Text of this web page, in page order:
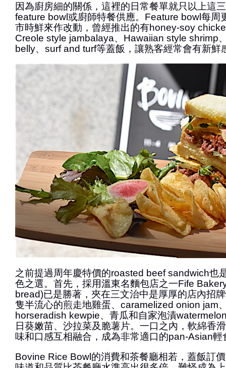
因為廚房細的關係，這裡的日常餐單就只以上這
feature bowl或廚師特餐供應。Feature bowl每周
市時鮮來作改動，曾經推出的有honey-soy
Creole style jambalaya、Hawaiian style shrimp
belly、surf and turf等蓋飯，讓熟客經常會有新鮮
之前提過周年慶特價的roasted beef sandwich也
色之選。首先，採用溫東名麵包店之一Fife
bread)已是勝著，夾在三文治中是厚厚的店內招
隻半流心的煎走地雞蛋、caramelized onion jam
horseradish kewpie、青瓜和自家泡漬
日葵嫩苗、沙拉菜及脆薯片。一口之內，軟綿香
味和口感互相融合，成為非常適口的pan-Asian輕
Bovine Rice Bowl的消費和茶餐廳相若，蓋飯訂